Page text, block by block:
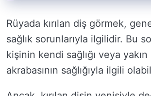
Rüyada kırılan diş görmek,
sağlık sorunlarıyla ilgilidir. Bu
kişinin kendi sağlığı veya yakın
akrabasının sağlığıyla ilgili